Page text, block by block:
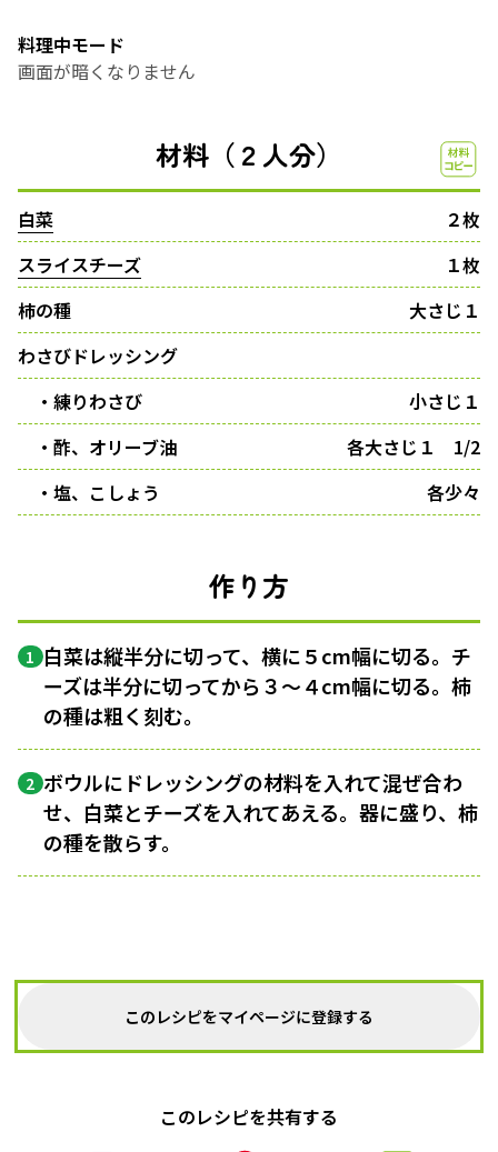
料理中モード
画面が暗くなりません
材料（２人分）
白菜
２枚
スライスチーズ
１枚
柿の種
大さじ１
わさびドレッシング
・練りわさび
小さじ１
・酢、オリーブ油
各大さじ１ 1/2
・塩、こしょう
各少々
作り方
1 白菜は縦半分に切って、横に５cm幅に切る。チ
ーズは半分に切ってから３〜４cm幅に切る。柿
の種は粗く刻む。
2 ボウルにドレッシングの材料を入れて混ぜ合わ
せ、白菜とチーズを入れてあえる。器に盛り、柿
の種を散らす。
このレシピをマイページに登録する
このレシピを共有する